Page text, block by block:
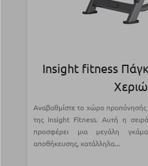
Insight fitness
Αναβαθμίστε το χώρο προπόνησής
της Insight Fitness. Αυτή η
προσφέρει μια μεγάλη
αποθήκευσης, κατάλληλα...